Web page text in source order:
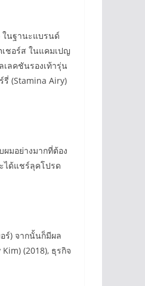
ในฐานะแบรนด์
เชอร์ส ในแคมเปญ
ลคชันรองเท้ารุ่น
รี่ (Stamina Airy)
มอย่างมากที่ต้อง
ได้แชร์ลุคโปรด
ร์) จากนั้นก็มีผล
(2018), ธุรกิจ